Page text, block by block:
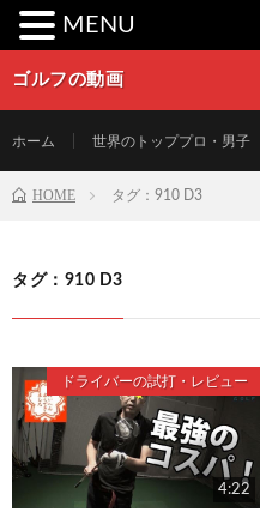
ゴルフの動画
ホーム 世界のトッププロ・男子
HOME タグ：910 D3
タグ：910 D3
ドライバーの試打・レビュー
4:22
MENU